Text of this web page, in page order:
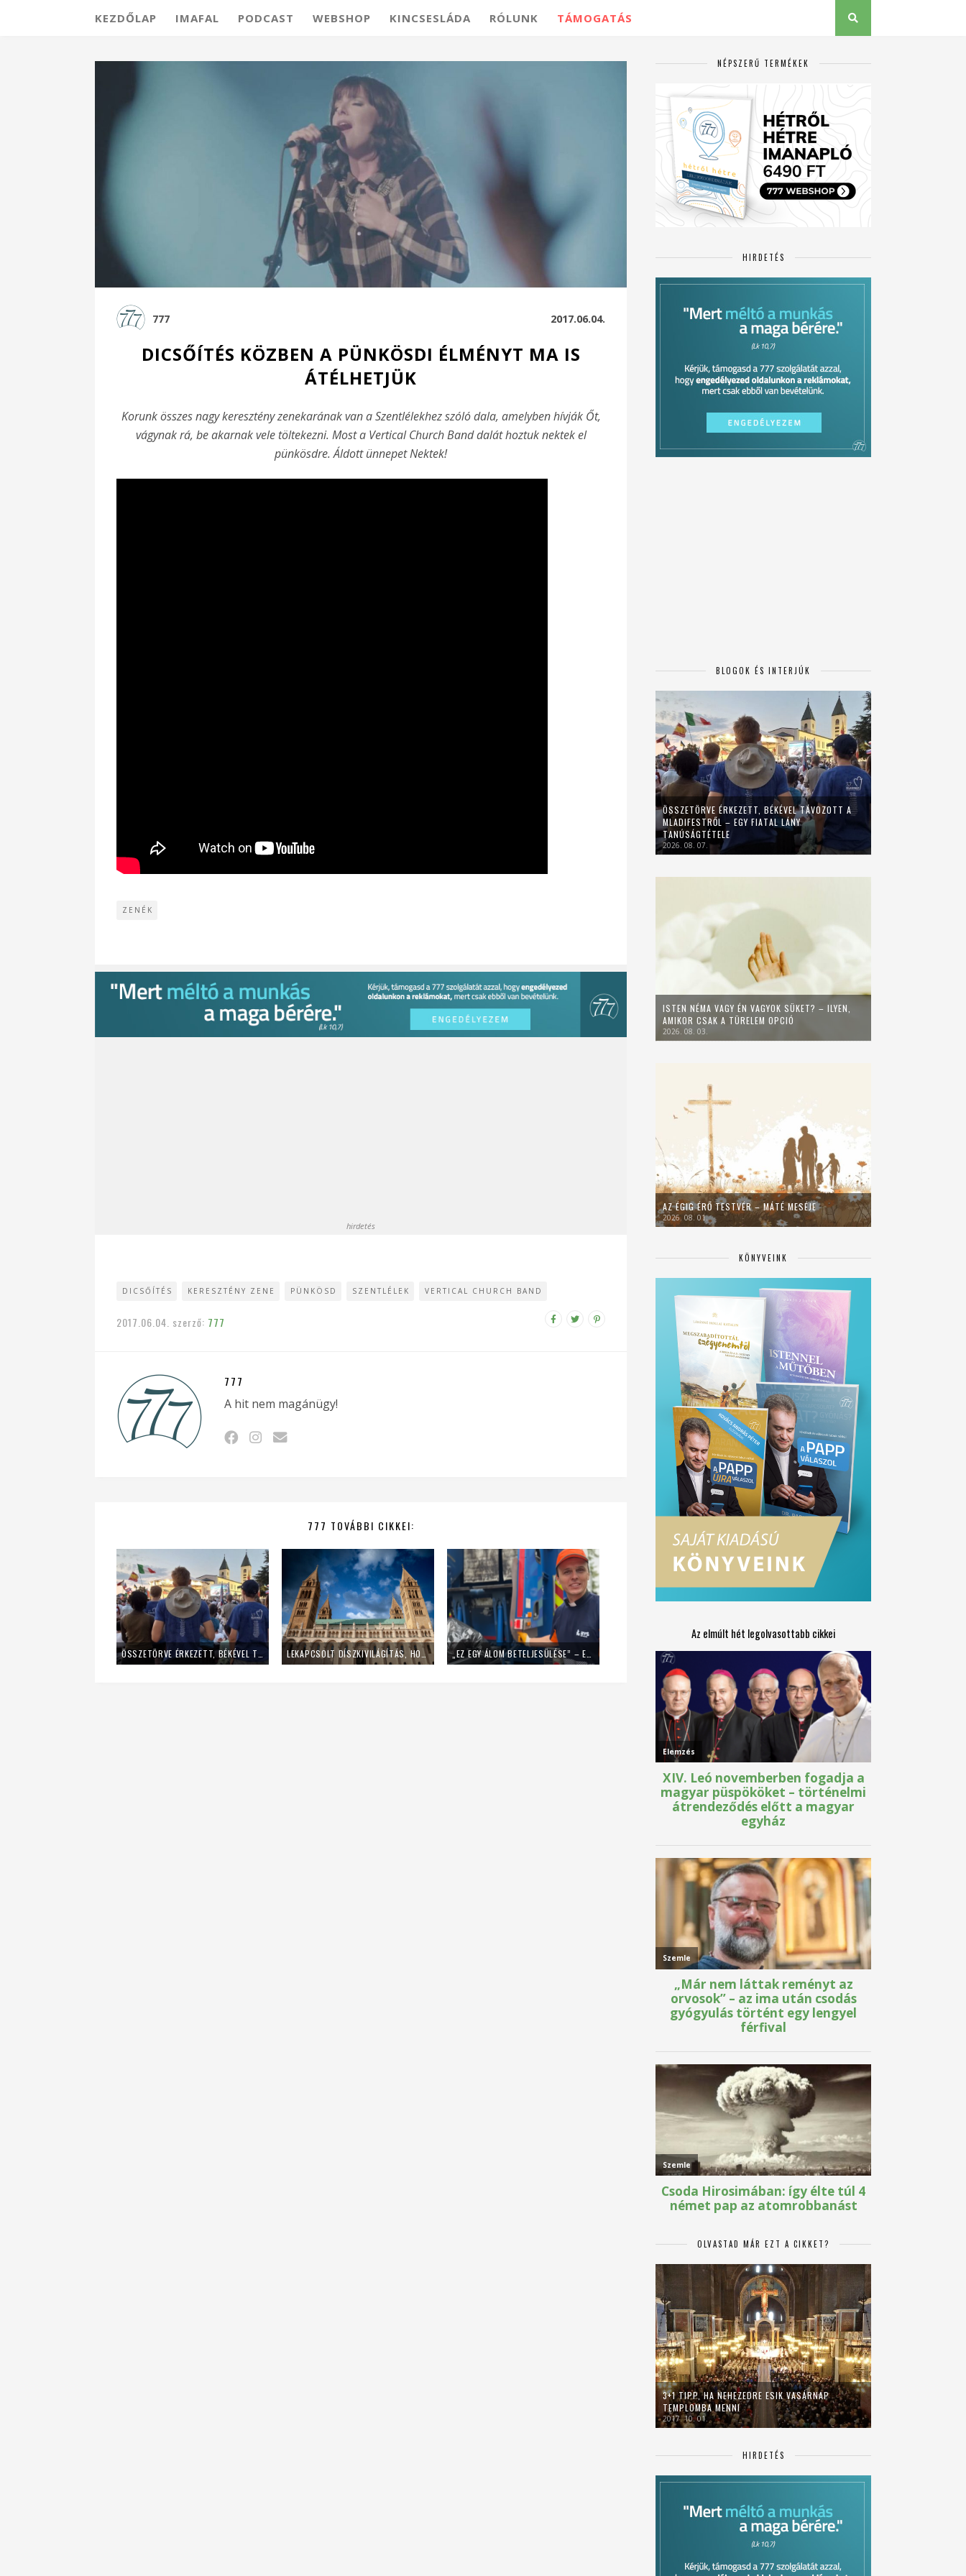
KEZDŐLAP IMAFAL PODCAST WEBSHOP KINCSESLÁDA RÓLUNK TÁMOGATÁS
777 2017.06.04.
DICSŐÍTÉS KÖZBEN A PÜNKÖSDI ÉLMÉNYT MA IS
ÁTÉLHETJÜK
Korunk összes nagy keresztény zenekarának van a Szentlélekhez szóló dala, amelyben hívják Őt,
vágynak rá, be akarnak vele töltekezni. Most a Vertical Church Band dalát hoztuk nektek el
pünkösdre. Áldott ünnepet Nektek!
ZENÉK
hirdetés
DICSŐÍTÉS KERESZTÉNY ZENE PÜNKÖSD SZENTLÉLEK VERTICAL CHURCH BAND
2017.06.04. szerző: 777
777
A hit nem magánügy!
777 TOVÁBBI CIKKEI:
LEKAPCSOLT DÍSZKIVILÁGÍTÁS, HOME OFFICE – ÍGY SPÓROL AZ ENERGIÁVAL A PÉCSI EGYHÁZMEGYE
NÉPSZERŰ TERMÉKEK
HIRDETÉS
BLOGOK ÉS INTERJÚK
ÖSSZETÖRVE ÉRKEZETT, BÉKÉVEL TÁVOZOTT A
MLADIFESTRŐL – EGY FIATAL LÁNY
TANÚSÁGTÉTELE
2026. 08. 07.
ISTEN NÉMA VAGY ÉN VAGYOK SÜKET? – ILYEN,
AMIKOR CSAK A TÜRELEM OPCIÓ
2026. 08. 03.
AZ ÉGIG ÉRŐ TESTVÉR – MÁTÉ MESÉJE
2026. 08. 01.
KÖNYVEINK
Az elmúlt hét legolvasottabb cikkei
OLVASTAD MÁR EZT A CIKKET?
3+1 TIPP, HA NEHEZEDRE ESIK VASÁRNAP
TEMPLOMBA MENNI
2017. 10. 01.
HIRDETÉS